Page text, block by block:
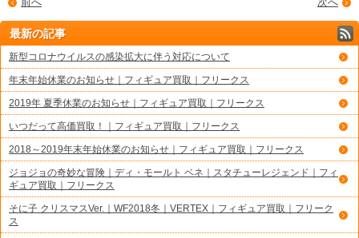
最新の記事
新型コロナウイルスの感染拡大に伴う対応について
年末年始休業のお知らせ｜フィギュア買取｜フリークス
2019年 夏季休業のお知らせ｜フィギュア買取｜フリークス
いつだって高価買取！｜フィギュア買取｜フリークス
2018～2019年末年始休業のお知らせ｜フィギュア買取｜フリークス
ジョジョの奇妙な冒険｜ディ・モールト ベネ｜スタチューレジェンド｜フィ
ギュア買取｜フリークス
そに子 クリスマスVer.｜WF2018冬｜VERTEX｜フィギュア買取｜フリーク
ス